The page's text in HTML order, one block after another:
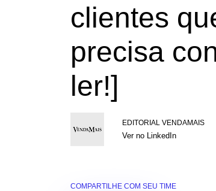
clientes
precisa
ler!]
EDITORIAL VENDAMAIS
Ver no LinkedIn
COMPARTILHE COM SEU TIME